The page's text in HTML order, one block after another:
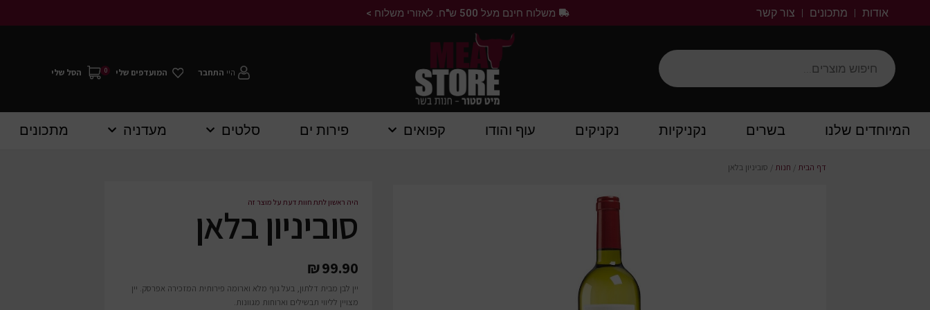
אודות מתכונים צור קשר משלוח חינם מעל 500 ש"ח. לאזורי משלוח >
הסל שלי 0 המועדפים שלי היי התחבר
המיוחדים שלנו בשרים נקניקיות נקניקים עוף והודו קפואים פירות ים סלטים מעדניה מתכונים
דף הבית / חנות / סוביניון בלאן
היה ראשון לתת חוות דעת על מוצר זה
סוביניון בלאן
₪99.90
יין לבן מבית דלתון, בעל גוף מלא וארומה פירותית המזכירה אפרסק. יין
מצויין לליווי תבשילים וארוחות מגוונות.